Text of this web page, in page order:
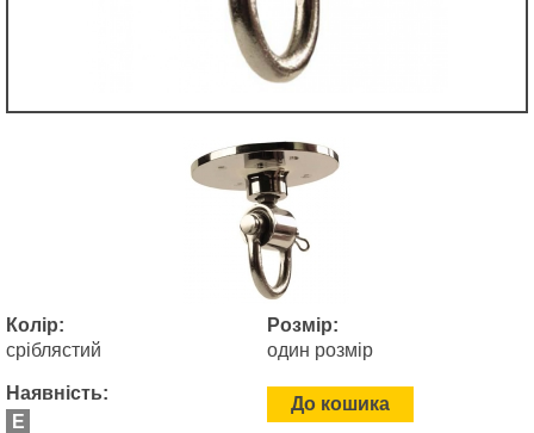
Колір:
сріблястий
Розмір:
один розмір
Наявність:
E
До кошика